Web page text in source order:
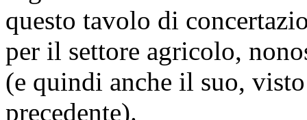
questo tavolo di
per il settore agricolo,
(e quindi anche il suo,
precedente).